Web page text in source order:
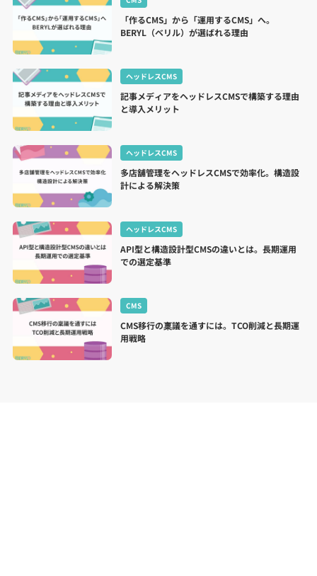
「作るCMS」から「運用するCMS」へ。
BERYL（ベリル）が選ばれる理由
ヘッドレスCMS
記事メディアをヘッドレスCMSで構築する理由
と導入メリット
ヘッドレスCMS
多店舗管理をヘッドレスCMSで効率化。構造設
計による解決策
ヘッドレスCMS
API型と構造設計型CMSの違いとは。長期運用
での選定基準
CMS
CMS移行の稟議を通すには。TCO削減と長期運
用戦略